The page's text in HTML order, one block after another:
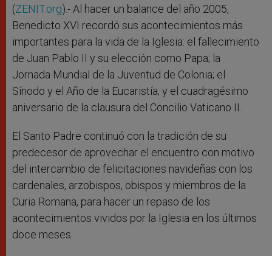
(ZENIT.org).- Al hacer un balance del año 2005,
Benedicto XVI recordó sus acontecimientos más
importantes para la vida de la Iglesia: el fallecimiento
de Juan Pablo II y su elección como Papa; la
Jornada Mundial de la Juventud de Colonia; el
Sínodo y el Año de la Eucaristía; y el cuadragésimo
aniversario de la clausura del Concilio Vaticano II.
El Santo Padre continuó con la tradición de su
predecesor de aprovechar el encuentro con motivo
del intercambio de felicitaciones navideñas con los
cardenales, arzobispos, obispos y miembros de la
Curia Romana, para hacer un repaso de los
acontecimientos vividos por la Iglesia en los últimos
doce meses.